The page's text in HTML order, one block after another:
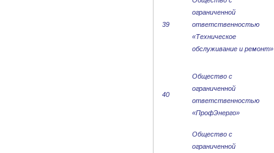
39
ограниченной
ответственностью
«Техническое
обслуживание и ремонт»
40
Общество с
ограниченной
ответственностью
«ПрофЭнерго»
Общество с
ограниченной